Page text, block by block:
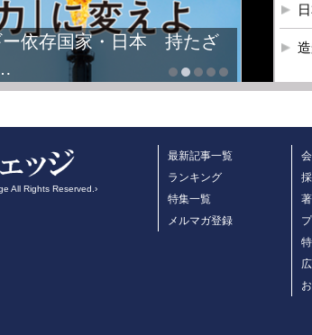
ー依存国家・日本 持たざ
All Rights Reserved.›
最新記事一覧
ランキング
特集一覧
メルマガ登録